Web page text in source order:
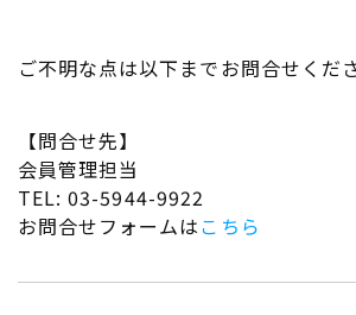
ご不明な点は以下までお問合せくださ
【問合せ先】
会員管理担当
TEL: 03-5944-9922
お問合せフォームはこちら